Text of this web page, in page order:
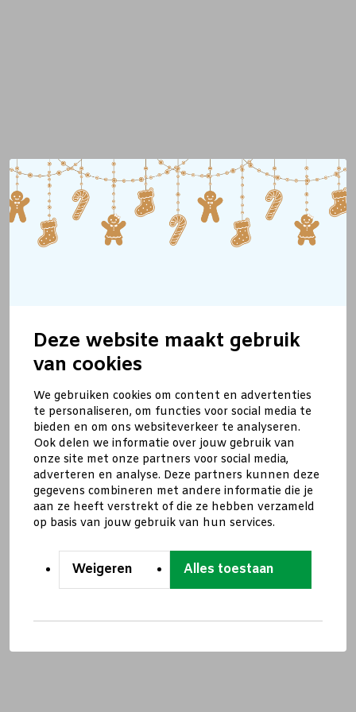
Deze website maakt gebruik
van cookies
We gebruiken cookies om content en advertenties
te personaliseren, om functies voor social media te
bieden en om ons websiteverkeer te analyseren.
Ook delen we informatie over jouw gebruik van
onze site met onze partners voor social media,
adverteren en analyse. Deze partners kunnen deze
gegevens combineren met andere informatie die je
aan ze heeft verstrekt of die ze hebben verzameld
op basis van jouw gebruik van hun services.
Weigeren Alles toestaan